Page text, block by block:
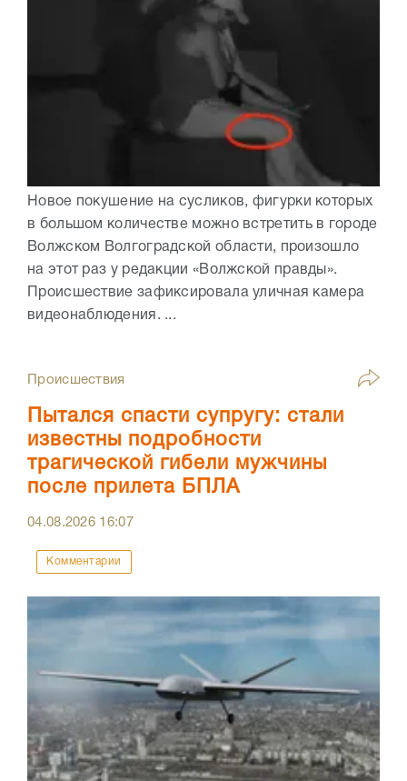
Новое покушение на сусликов, фигурки которых
в большом количестве можно встретить в городе
Волжском Волгоградской области, произошло
на этот раз у редакции «Волжской правды».
Происшествие зафиксировала уличная камера
видеонаблюдения. ...
Происшествия
Пытался спасти супругу: стали
известны подробности
трагической гибели мужчины
после прилета БПЛА
04.08.2026 16:07
Комментарии